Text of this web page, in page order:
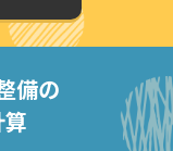
備の